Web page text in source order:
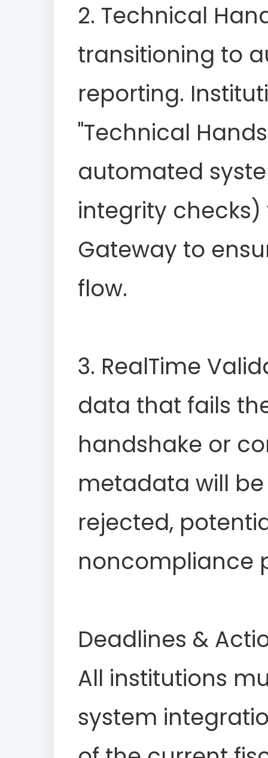
2. Technical
transitioning to
reporting.
"Technical
automated
integrity checks)
Gateway to
flow.
3. RealTime
data that fails
handshake or
metadata will
rejected,
noncompliance
Deadlines &
All institutions
system